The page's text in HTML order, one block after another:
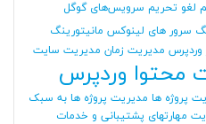
لغو تحریم سرویس‌های گوگل
سرور های لینوکس مانیتورینگ
مدیریت زمان مدیریت سایت
محتوا وردپرس
پروژه ها مدیریت پروژه ها به سبک
مهارتهای پشتیبانی و خدمات